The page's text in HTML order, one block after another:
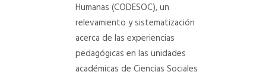
Humanas (CODESOC), un
relevamiento y sistematización
acerca de las experiencias
pedagógicas en las unidades
académicas de Ciencias Sociales